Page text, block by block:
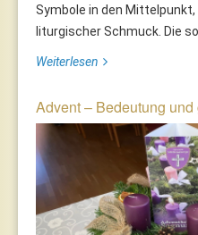
Symbole in den
liturgischer Schmuck. Die
Weiterlesen
Advent – Bedeutung